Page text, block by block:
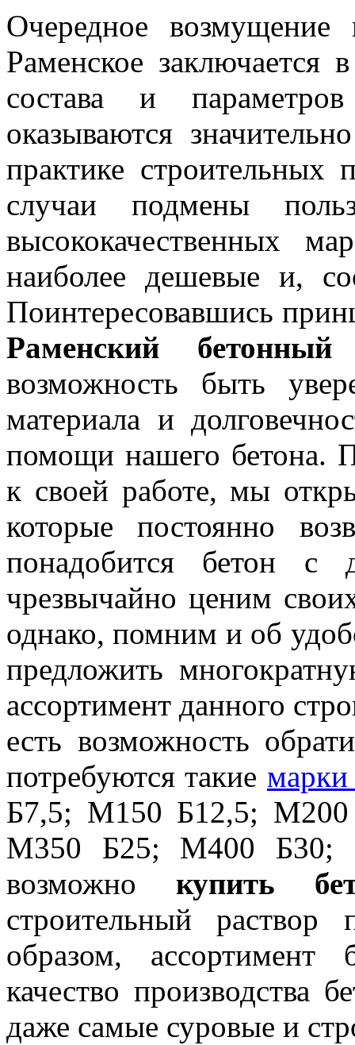
Очередное возмущение
Раменское заключается
состава и
оказываются
практике строительных
случаи подмены
высококачественных
наиболее дешевые и,
Поинтересовавшись
Раменский бетонный
возможность быть
материала и
помощи нашего бетона.
к своей работе, мы
которые постоянно
понадобится бетон с
чрезвычайно ценим
однако, помним и об
предложить
ассортимент данного
есть возможность
потребуются такие марки
Б7,5; М150 Б12,5;
М350 Б25; М400 Б30;
возможнокупить
строительный
образом,
качество производства
даже самые суровые и